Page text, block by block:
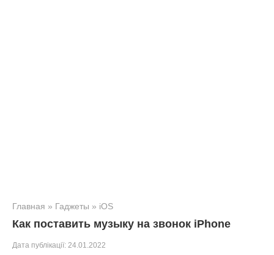
Главная » Гаджеты » iOS
Как поставить музыку на звонок iPhone
Дата публікації: 24.01.2022